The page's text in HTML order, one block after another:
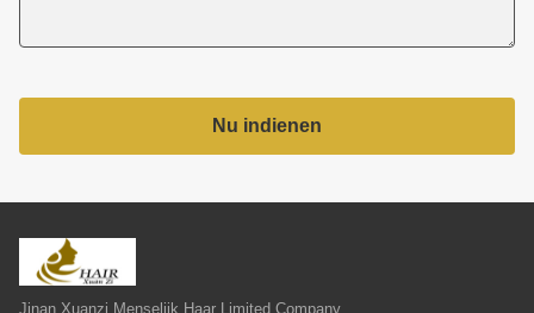
Nu indienen
Jinan Xuanzi Menselijk Haar Limited Company